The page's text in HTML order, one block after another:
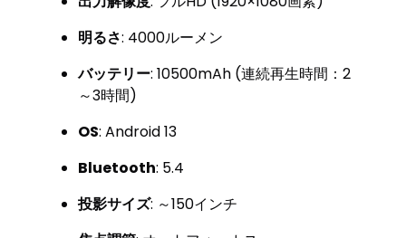
明るさ: 4000ルーメン
バッテリー: 10500mAh (連続再生時間：2
～3時間)
OS: Android 13
Bluetooth: 5.4
投影サイズ: ～150インチ